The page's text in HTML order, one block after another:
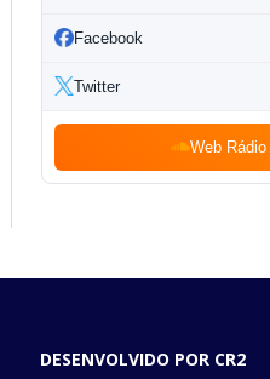
Facebook
Twitter
Web Rádio
DESENVOLVIDO POR CR2